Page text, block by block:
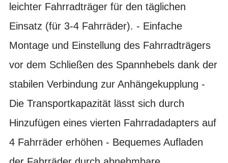
leichter Fahrradträger für den täglichen
Einsatz (für 3-4 Fahrräder). - Einfache
Montage und Einstellung des Fahrradträgers
vor dem Schließen des Spannhebels dank der
stabilen Verbindung zur Anhängekupplung -
Die Transportkapazität lässt sich durch
Hinzufügen eines vierten Fahrradadapters auf
4 Fahrräder erhöhen - Bequemes Aufladen